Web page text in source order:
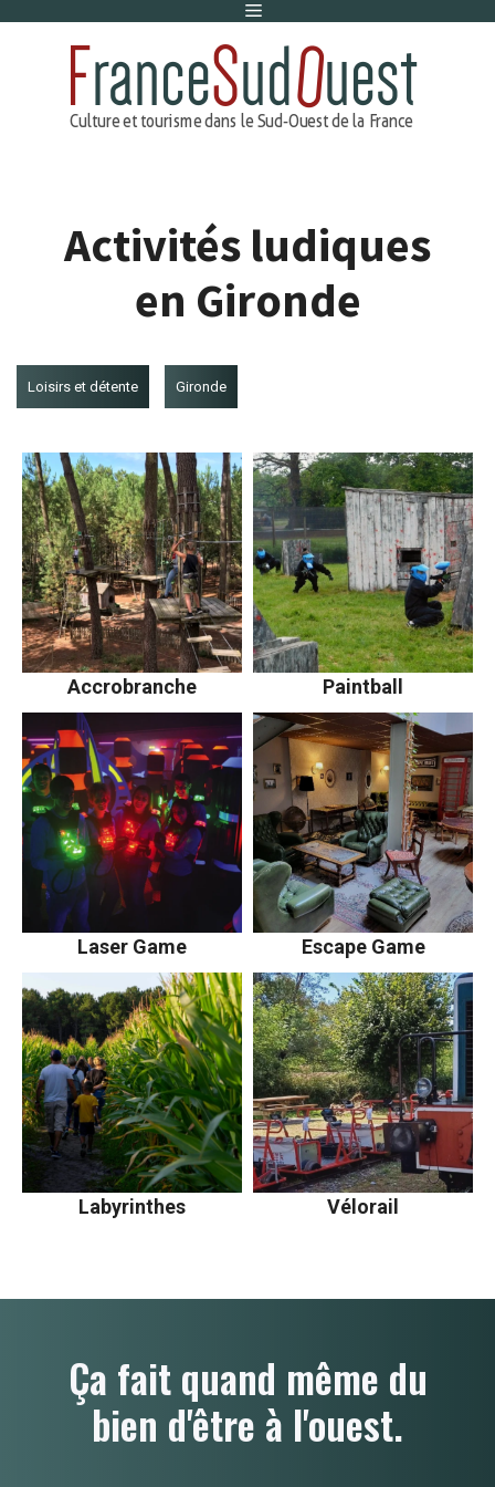
Menu
Activités ludiques
en Gironde
Loisirs et détente Gironde
Accrobranche Paintball
Laser Game Escape Game
Labyrinthes Vélorail
Ça fait quand même du
bien d'être à l'ouest.